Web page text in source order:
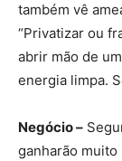
também vê
“Privatizar ou
abrir mão de
energia limpa.
Negócio –
ganharão